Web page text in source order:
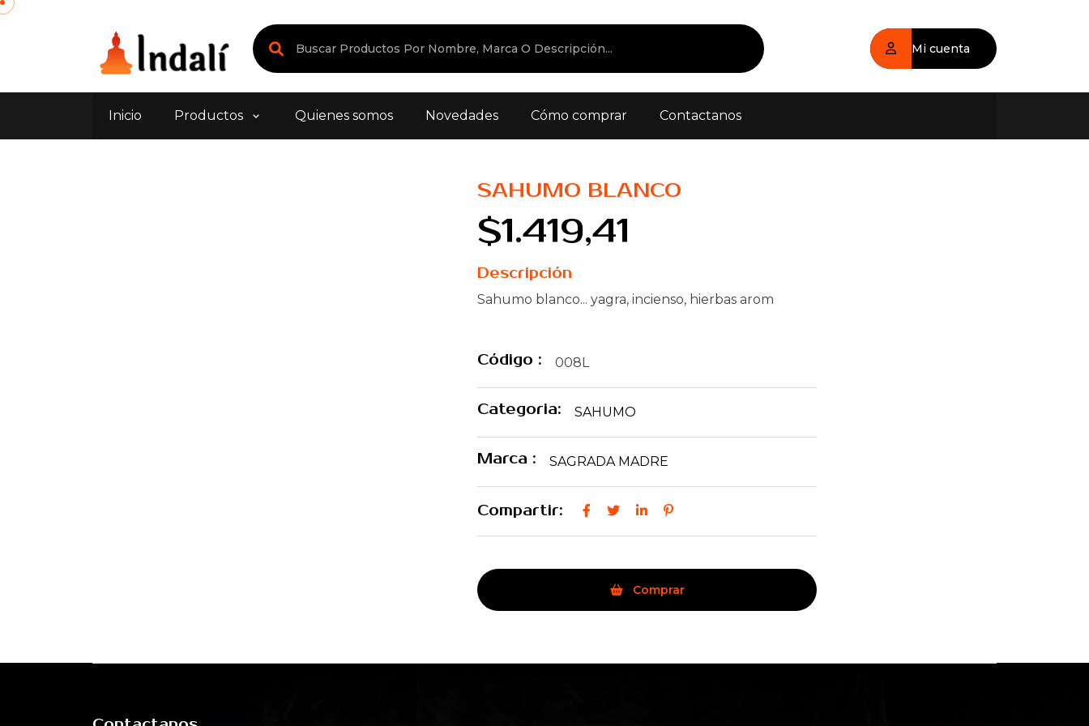
Mi cuenta
Inicio Productos Quienes somos Novedades Cómo comprar Contactanos
SAHUMO BLANCO
$1.419,41
Descripción
Sahumo blanco... yagra, incienso, hierbas arom
Código : 008L
Categoria: SAHUMO
Marca : SAGRADA MADRE
Compartir:
Comprar